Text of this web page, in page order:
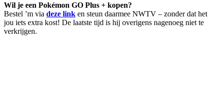
Wil je een Pokémon GO Plus + kopen?
Bestel ’m via deze link en steun daarmee NWTV – zonder dat het
jou iets extra kost! De laatste tijd is hij overigens nagenoeg niet te
verkrijgen.